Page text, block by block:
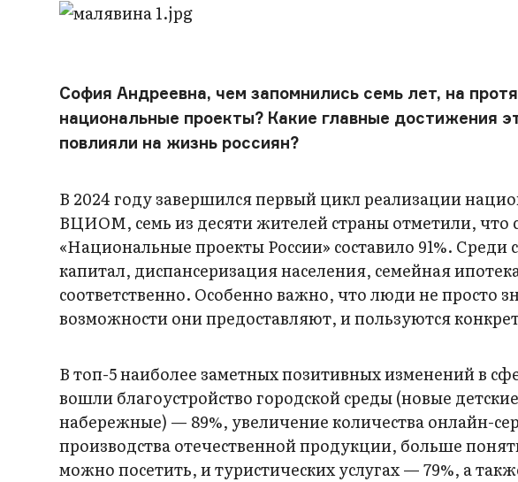
София Андреевна, чем запомнились семь лет, на
национальные проекты? Какие главные достижения
повлияли на жизнь россиян?
В 2024 году завершился первый цикл реализации
ВЦИОМ, семь из десяти жителей страны отметили, что
«Национальные проекты России» составило 91%.
капитал, диспансеризация населения, семейная
соответственно. Особенно важно, что люди не просто
возможности они предоставляют, и пользуются
В топ-5 наиболее заметных позитивных изменений в
вошли благоустройство городской среды (новые
набережные) — 89%, увеличение количества онлайн-
производства отечественной продукции, больше
можно посетить, и туристических услугах — 79%, а